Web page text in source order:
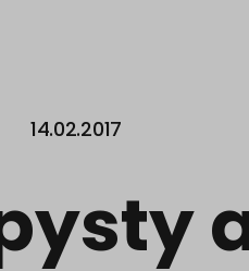
14.02.2017